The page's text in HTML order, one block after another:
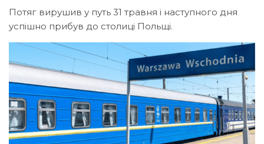
Потяг вирушив у путь 31 травня і наступного дня
успішно прибув до столиці Польщі.